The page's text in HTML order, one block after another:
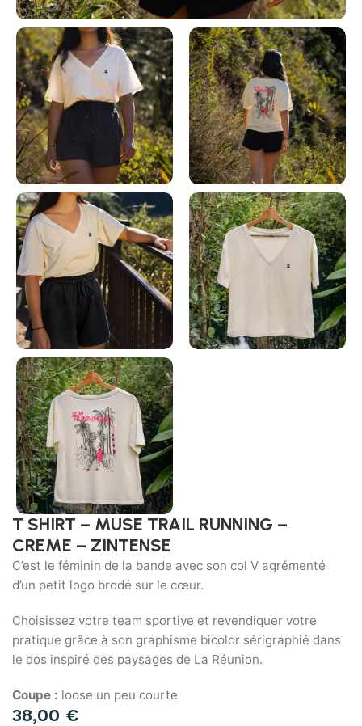
T SHIRT – MUSE TRAIL RUNNING –
CREME – ZINTENSE
C’est le féminin de la bande avec son col V agrémenté
d’un petit logo brodé sur le cœur.
Choisissez votre team sportive et revendiquer votre
pratique grâce à son graphisme bicolor sérigraphié dans
le dos inspiré des paysages de La Réunion.
Coupe : loose un peu courte
38,00 €